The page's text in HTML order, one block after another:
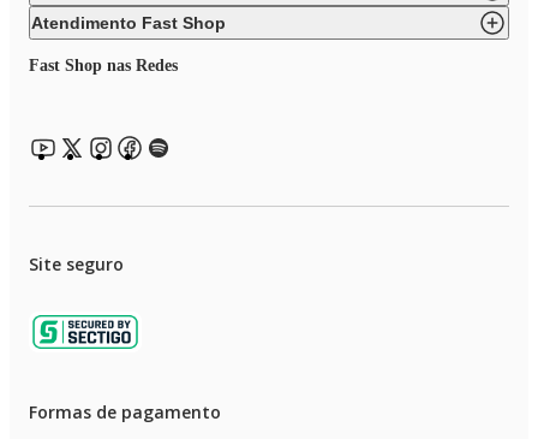
Atendimento Fast Shop
Fast Shop nas Redes
Site seguro
Formas de pagamento